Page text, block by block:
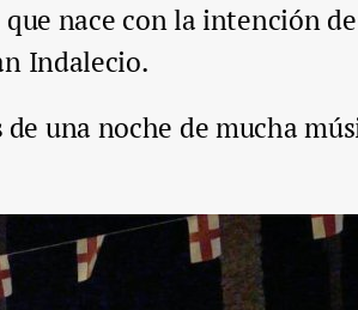
nace con la intención
Indalecio.
de una noche de mucha